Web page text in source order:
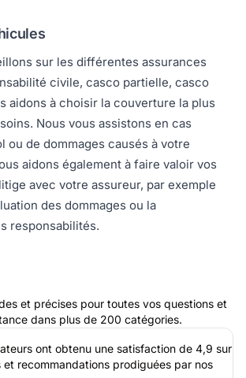
sur les différentes assurances
civile, casco partielle, casco
aidons à choisir la couverture la plus
Nous vous assistons en cas
ou de dommages causés à votre
aidons également à faire valoir vos
avec votre assureur, par exemple
des dommages ou la
responsabilités.
et précises pour toutes vos questions et
dans plus de 200 catégories.
ont obtenu une satisfaction de 4,9 sur
et recommandations prodiguées par nos